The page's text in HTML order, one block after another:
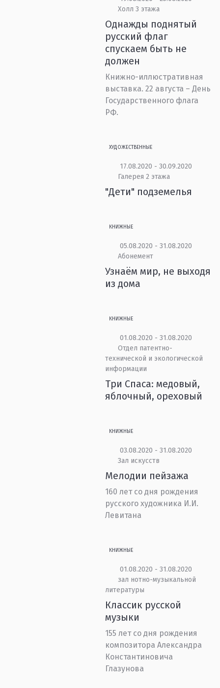
Холл 3 этажа
Однажды поднятый
русский флаг
спускаем быть не
должен
Книжно-иллюстративная
выставка. 22 августа – День
Государственного флага
РФ.
ХУДОЖЕСТВЕННЫЕ
17.08.2020 - 30.09.2020
Галерея 2 этажа
"Дети" подземелья
КНИЖНЫЕ
05.08.2020 - 31.08.2020
Абонемент
Узнаём мир, не выходя
из дома
КНИЖНЫЕ
01.08.2020 - 31.08.2020
Отдел патентно-
технической и экологической
информации
Три Спаса: медовый,
яблочный, ореховый
КНИЖНЫЕ
03.08.2020 - 31.08.2020
Зал искусств
Мелодии пейзажа
160 лет со дня рождения
русского художника И.И.
Левитана
КНИЖНЫЕ
01.08.2020 - 31.08.2020
зал нотно-музыкальной
литературы
Классик русской
музыки
155 лет со дня рождения
композитора Александра
Константиновича
Глазунова